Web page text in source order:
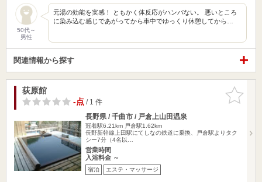
50代～
男性
元湯の効能を実感！ ともかく体反応がハンパない。 悪いところ
に染み込む感じであがってから車中でゆっくり休憩してから…
関連情報から探す
お気に入
りに追加
荻原館
-点/ 1 件
長野県 / 千曲市 / 戸倉上山田温泉
冠着駅6.21km 戸倉駅1.62km
長野新幹線上田駅にてしなの鉄道に乗換、戸倉駅よりタク
シー7分（4名以…
営業時間
入浴料金 ～
宿泊 エステ・マッサージ